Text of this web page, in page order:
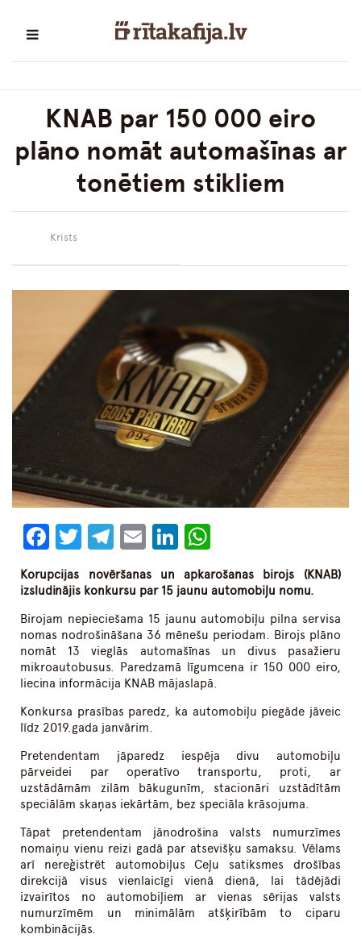
KNAB par 150 000 eiro
plāno nomāt automašīnas ar
tonētiem stikliem
Krists
Facebook
Twitter
Telegram
EmailLinkedIn
Korupcijas novēršanas un apkarošanas birojs (KNAB)
izsludinājis konkursu par 15 jaunu automobiļu nomu.
Birojam nepieciešama 15 jaunu automobiļu pilna servisa
nomas nodrošināšana 36 mēnešu periodam. Birojs plāno
nomāt 13 vieglās automašīnas un divus pasažieru
mikroautobusus. Paredzamā līgumcena ir 150 000 eiro,
liecina informācija KNAB mājaslapā.
Konkursa prasības paredz, ka automobiļu piegāde jāveic
līdz 2019.gada janvārim.
Pretendentam jāparedz iespēja divu automobiļu
pārveidei par operatīvo transportu, proti, ar
uzstādāmām zilām bākugunīm, stacionāri uzstādītām
speciālām skaņas iekārtām, bez speciāla krāsojuma.
Tāpat pretendentam jānodrošina valsts numurzīmes
nomaiņu vienu reizi gadā par atsevišķu samaksu. Vēlams
arī nereģistrēt automobiļus Ceļu satiksmes drošības
direkcijā visus vienlaicīgi vienā dienā, lai tādējādi
izvairītos no automobiļiem ar vienas sērijas valsts
numurzīmēm un minimālām atšķirībām to ciparu
kombinācijās.